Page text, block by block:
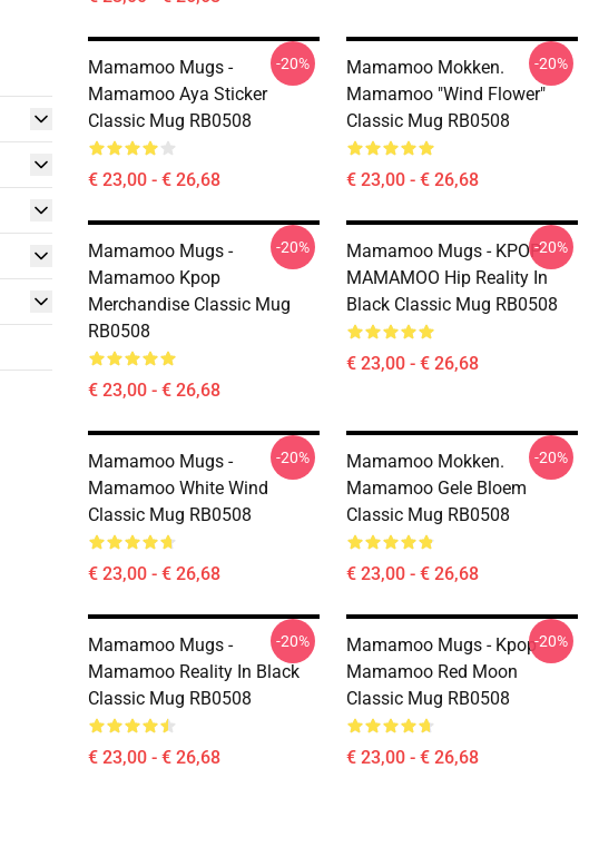
Mamamoo Mugs -
Mamamoo Aya Sticker
Classic Mug RB0508
€ 23,00 - € 26,68
-20%
Mamamoo Mokken.
Mamamoo "Wind Flower"
Classic Mug RB0508
€ 23,00 - € 26,68
-20%
Mamamoo Mugs -
Mamamoo Kpop
Merchandise Classic Mug
RB0508
€ 23,00 - € 26,68
-20%
Mamamoo Mugs - KPOP
MAMAMOO Hip Reality In
Black Classic Mug RB0508
€ 23,00 - € 26,68
-20%
Mamamoo Mugs -
Mamamoo White Wind
Classic Mug RB0508
€ 23,00 - € 26,68
-20%
Mamamoo Mokken.
Mamamoo Gele Bloem
Classic Mug RB0508
€ 23,00 - € 26,68
-20%
Mamamoo Mugs -
Mamamoo Reality In Black
Classic Mug RB0508
€ 23,00 - € 26,68
-20%
Mamamoo Mugs - Kpop
Mamamoo Red Moon
Classic Mug RB0508
€ 23,00 - € 26,68
-20%